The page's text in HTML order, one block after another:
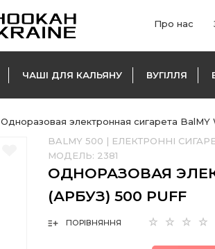
Про нас
ЧАШІ ДЛЯ КАЛЬЯНУ ВУГІЛЛЯ
Одноразовая электронная сигарета
BALMY 500 | ЕЛЕКТРОННІ
МОДЕЛЬ: 2381
ОДНОРАЗОВАЯ
(АРБУЗ) 500 PUFF
ПОРІВНЯННЯ